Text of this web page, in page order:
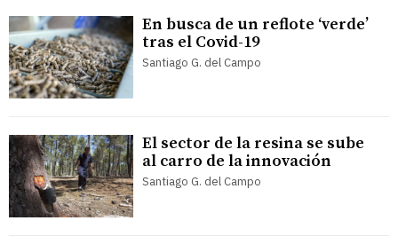
En busca de un reflote ‘verde’
tras el Covid-19
Santiago G. del Campo
El sector de la resina se sube
al carro de la innovación
Santiago G. del Campo